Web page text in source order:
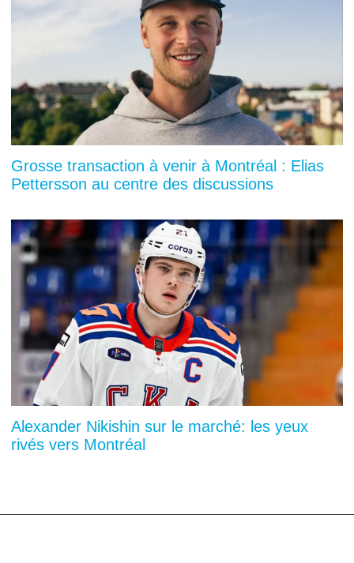
Grosse transaction à venir à Montréal : Elias
Pettersson au centre des discussions
Alexander Nikishin sur le marché: les yeux
rivés vers Montréal